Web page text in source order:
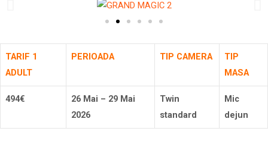
TARIF 1
ADULT
PERIOADA TIP CAMERA
TIP
MASA
494€
26 Mai – 29 Mai
2026
Twin
standard
Mic
dejun